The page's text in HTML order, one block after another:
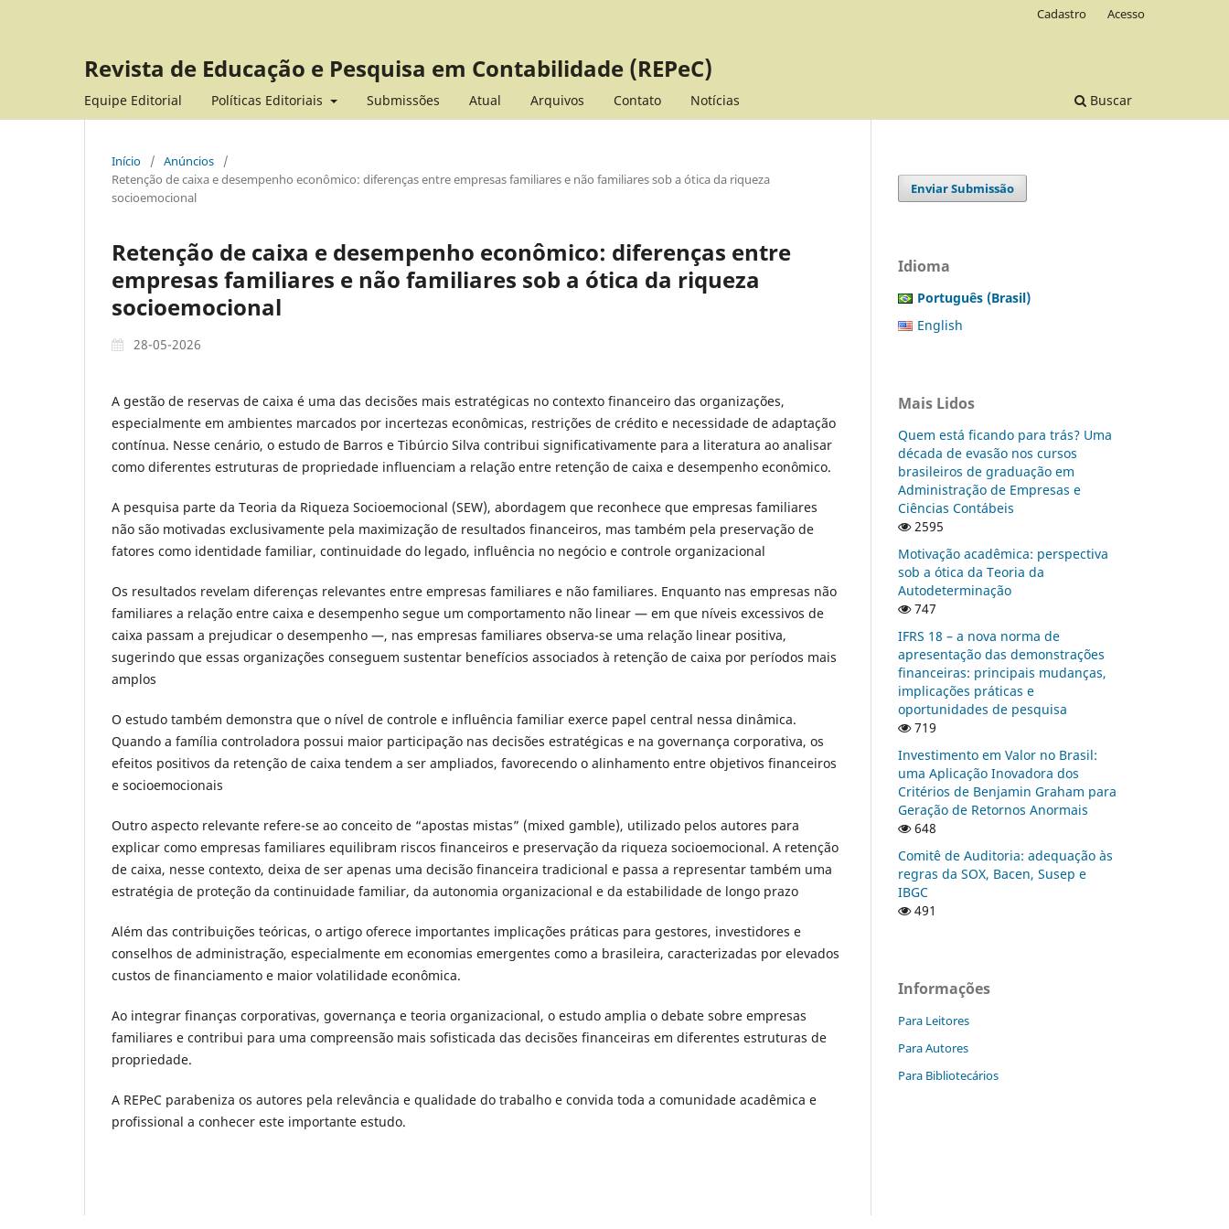
Revista de Educação e Pesquisa em Contabilidade (REPeC)
Equipe Editorial Políticas Editoriais Submissões Atual Arquivos Contato Notícias Buscar
Cadastro Acesso
Início / Anúncios
/
Retenção de caixa e desempenho econômico: diferenças entre empresas familiares e não familiares sob a ótica da riqueza
socioemocional
Retenção de caixa e desempenho econômico: diferenças entre
empresas familiares e não familiares sob a ótica da riqueza
socioemocional
28-05-2026
A gestão de reservas de caixa é uma das decisões mais estratégicas no contexto financeiro das organizações,
especialmente em ambientes marcados por incertezas econômicas, restrições de crédito e necessidade de adaptação
contínua. Nesse cenário, o estudo de Barros e Tibúrcio Silva contribui significativamente para a literatura ao analisar
como diferentes estruturas de propriedade influenciam a relação entre retenção de caixa e desempenho econômico.
A pesquisa parte da Teoria da Riqueza Socioemocional (SEW), abordagem que reconhece que empresas familiares
não são motivadas exclusivamente pela maximização de resultados financeiros, mas também pela preservação de
fatores como identidade familiar, continuidade do legado, influência no negócio e controle organizacional
Os resultados revelam diferenças relevantes entre empresas familiares e não familiares. Enquanto nas empresas não
familiares a relação entre caixa e desempenho segue um comportamento não linear — em que níveis excessivos de
caixa passam a prejudicar o desempenho —, nas empresas familiares observa-se uma relação linear positiva,
sugerindo que essas organizações conseguem sustentar benefícios associados à retenção de caixa por períodos mais
amplos
O estudo também demonstra que o nível de controle e influência familiar exerce papel central nessa dinâmica.
Quando a família controladora possui maior participação nas decisões estratégicas e na governança corporativa, os
efeitos positivos da retenção de caixa tendem a ser ampliados, favorecendo o alinhamento entre objetivos financeiros
e socioemocionais
Outro aspecto relevante refere-se ao conceito de “apostas mistas” (mixed gamble), utilizado pelos autores para
explicar como empresas familiares equilibram riscos financeiros e preservação da riqueza socioemocional. A retenção
de caixa, nesse contexto, deixa de ser apenas uma decisão financeira tradicional e passa a representar também uma
estratégia de proteção da continuidade familiar, da autonomia organizacional e da estabilidade de longo prazo
Além das contribuições teóricas, o artigo oferece importantes implicações práticas para gestores, investidores e
conselhos de administração, especialmente em economias emergentes como a brasileira, caracterizadas por elevados
custos de financiamento e maior volatilidade econômica.
Ao integrar finanças corporativas, governança e teoria organizacional, o estudo amplia o debate sobre empresas
familiares e contribui para uma compreensão mais sofisticada das decisões financeiras em diferentes estruturas de
propriedade.
A REPeC parabeniza os autores pela relevância e qualidade do trabalho e convida toda a comunidade acadêmica e
profissional a conhecer este importante estudo.
Enviar Submissão
Idioma
Português (Brasil)
English
Mais Lidos
Quem está ficando para trás? Uma
década de evasão nos cursos
brasileiros de graduação em
Administração de Empresas e
Ciências Contábeis
2595
Motivação acadêmica: perspectiva
sob a ótica da Teoria da
Autodeterminação
747
IFRS 18 – a nova norma de
apresentação das demonstrações
financeiras: principais mudanças,
implicações práticas e
oportunidades de pesquisa
719
Investimento em Valor no Brasil:
uma Aplicação Inovadora dos
Critérios de Benjamin Graham para
Geração de Retornos Anormais
648
Comitê de Auditoria: adequação às
regras da SOX, Bacen, Susep e
IBGC
491
Informações
Para Leitores
Para Autores
Para Bibliotecários